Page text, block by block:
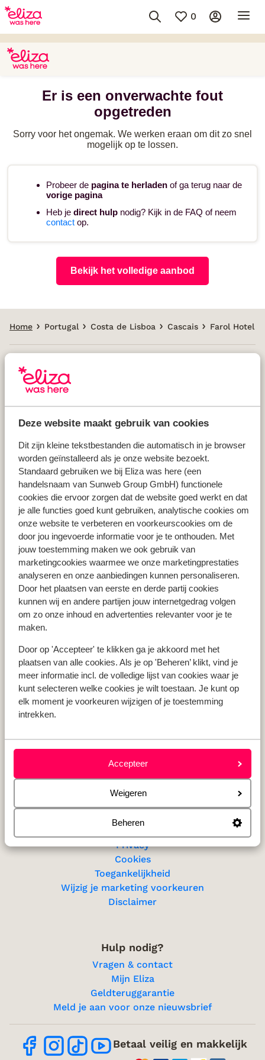
Deze website maakt gebruik van cookies
Dit zijn kleine tekstbestanden die automatisch in je browser
worden geïnstalleerd als je onze website bezoekt.
Standaard gebruiken we bij Eliza was here (een
handelsnaam van Sunweb Group GmbH) functionele
cookies die ervoor zorgen dat de website goed werkt en dat
je alle functies goed kunt gebruiken, analytische cookies om
onze website te verbeteren en voorkeurscookies om de
door jou ingevoerde informatie voor je te onthouden. Met
jouw toestemming maken we ook gebruik van
marketingcookies waarmee we onze marketingprestaties
analyseren en onze aanbiedingen kunnen personaliseren.
Door het plaatsen van eerste en derde partij cookies
kunnen wij en andere partijen jouw internetgedrag volgen
om zo onze inhoud en advertenties relevanter voor je te
maken.
Door op 'Accepteer' te klikken ga je akkoord met het
plaatsen van alle cookies. Als je op 'Beheren’ klikt, vind je
meer informatie incl. de volledige lijst van cookies waar je
kunt selecteren welke cookies je wilt toestaan. Je kunt op
elk moment je voorkeuren wijzigen of je toestemming
intrekken.
Accepteer
Weigeren
Beheren
0
Er is een onverwachte fout
opgetreden
Sorry voor het ongemak. We werken eraan om dit zo snel
mogelijk op te lossen.
Probeer de pagina te herladen of ga terug naar de
vorige pagina
Heb je direct hulp nodig? Kijk in de FAQ of neem
contact op.
Bekijk het volledige aanbod
Home Portugal Costa de Lisboa Cascais Farol Hotel
Vakantie Griekenland
Vakantie Spanje
Vakantie Portugal
Populaire regio's
Vakantie Kreta
Vakantie Zakynthos
Vakantie Andalusië
Vakantie Algarve
Type vakantie
Last minute vakantie
Zomervakantie
Herfstvakantie
Over mij
Verantwoord op vakantie
Pers & media
Sitemap
Privacy & cookies
Privacy
Cookies
Toegankelijkheid
Wijzig je marketing voorkeuren
Disclaimer
Hulp nodig?
Vragen & contact
Mijn Eliza
Geldteruggarantie
Meld je aan voor onze nieuwsbrief
Betaal veilig en makkelijk